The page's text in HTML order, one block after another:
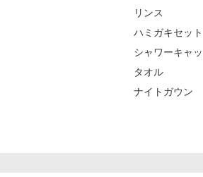
リンス
ハミガキセット
シャワーキャ
タオル
ナイトガウン